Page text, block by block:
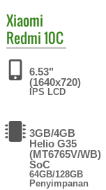
Xiaomi
Redmi 10C
6.53"
(1640x720)
IPS LCD
3GB/4GB
Helio G35
(MT6765V/WB)
SoC
64GB/128GB
Penyimpanan